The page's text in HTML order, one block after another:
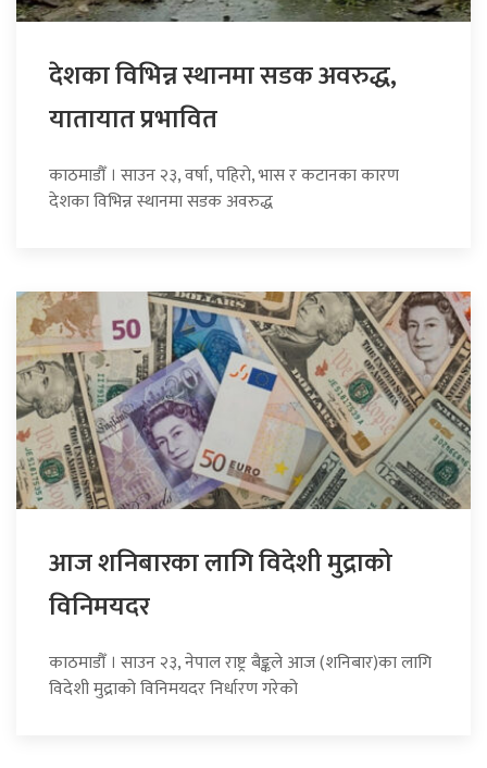
देशका विभिन्न स्थानमा सडक अवरुद्ध,
यातायात प्रभावित
काठमाडौँ । साउन २३, वर्षा, पहिरो, भास र कटानका कारण
देशका विभिन्न स्थानमा सडक अवरुद्ध
आज शनिबारका लागि विदेशी मुद्राको
विनिमयदर
काठमाडौँ । साउन २३, नेपाल राष्ट्र बैङ्कले आज (शनिबार)का लागि
विदेशी मुद्राको विनिमयदर निर्धारण गरेको